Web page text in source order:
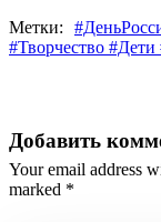
Метки:
#Творчество
Добавить
Your email address
marked *